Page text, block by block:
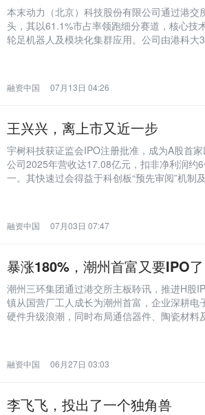
本末动力（北京）科技股份有限公司通过港
头，其以61.1%市占率领跑细分赛道，核心技
轮足机器人及模块化集群应用。公司由港科
融资中国 07月13日 04:26
王兴兴，离上市又近一步
宇树科技获证监会IPO注册批准，成为A股首
公司2025年营收达17.08亿元，扣非净利润约
一。其快速过会得益于科创板“预先审阅”机制
融资中国 07月03日 07:47
暴涨180%，潮州首富又要IPO了
潮州三环集团通过港交所主板聆讯，推进H股
镇从国营厂工人成长为潮州首富，企业深耕
硬件升级浪潮，同时布局通信器件、陶瓷材
融资中国 06月27日 03:03
李飞飞，投出了一个独角兽